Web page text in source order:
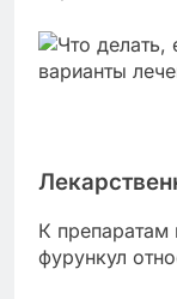
К препаратам
фурункул